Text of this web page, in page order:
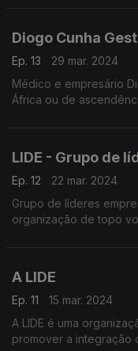
Diogo Cunha
Ep. 13
29 mar. 2024
Médico e empresário
África ou de
LIDE - Grupo de
Ep. 12
22 mar. 2024
Grupo de líderes
organização de topo
A LIDE
Ep. 11
15 mar. 2024
A LIDE é uma
promover a integração